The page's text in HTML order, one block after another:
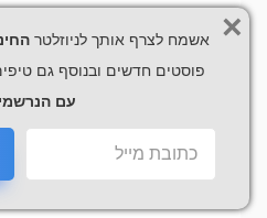
גדול מספיק. מצאנו חדר כושר
חדשים ונוף מקסים Seaview fitness
אשמח לצרף אותך לניוזלטר
פוסטים חדשים ובנוסף גם
עם
×